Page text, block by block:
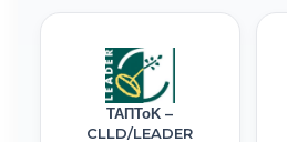
ΤΑΠΤοΚ –
CLLD/LEADER